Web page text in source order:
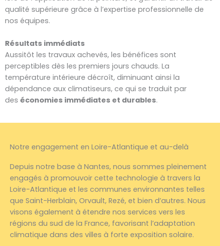
qualité supérieure grâce à l’expertise professionnelle de
nos équipes.
Résultats immédiats
Aussitôt les travaux achevés, les bénéfices sont
perceptibles dès les premiers jours chauds. La
température intérieure décroît, diminuant ainsi la
dépendance aux climatiseurs, ce qui se traduit par
des économies immédiates et durables.
Notre engagement en Loire-Atlantique et au-delà
Depuis notre base à Nantes, nous sommes pleinement
engagés à promouvoir cette technologie à travers la
Loire-Atlantique et les communes environnantes telles
que Saint-Herblain, Orvault, Rezé, et bien d’autres. Nous
visons également à étendre nos services vers les
régions du sud de la France, favorisant l’adaptation
climatique dans des villes à forte exposition solaire.